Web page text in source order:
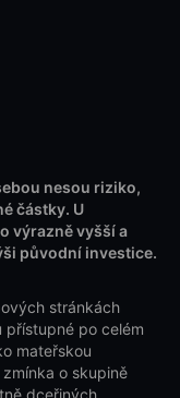
nesou riziko,
částky. U
výrazně vyšší a
původní investice.
stránkách
přístupné po celém
mateřskou
o skupině